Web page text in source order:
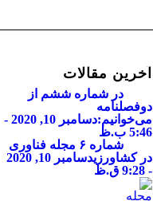
آخرین مقالات
در شماره ششم از
دوفصلنامه
می‌خوانیم:
دسامبر 10, 2020 -
5:46 ب.ظ
شماره ۶ مجله فناوری
در کشاورزی
دسامبر 10, 2020
- 9:28 ق.ظ